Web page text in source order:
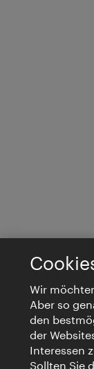
Wir
Aber so
den
der
Interessen
Sollten Sie